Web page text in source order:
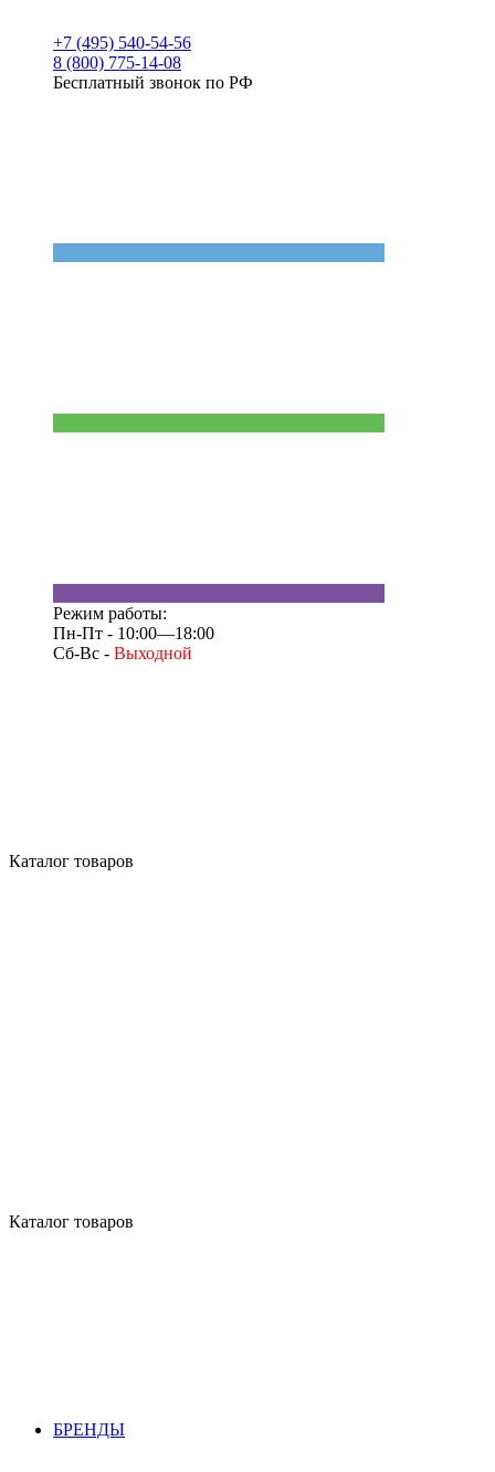
+7 (495) 540-54-56
8 (800) 775-14-08
Бесплатный звонок по РФ
Режим работы:
Пн-Пт - 10:00—18:00
Сб-Вс - Выходной
Каталог товаров
Каталог товаров
БРЕНДЫ